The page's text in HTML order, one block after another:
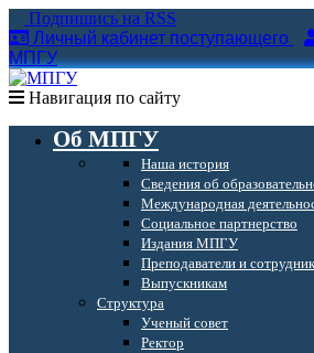
Подпишись на RSS
Личный кабинет поступающего
МПГУ
Навигация по сайту
Об МПГУ
Наша история
Сведения об
Международная
Социальное партнерство
Издания МПГУ
Преподаватели и
Выпускникам
Структура
Ученый совет
Ректор